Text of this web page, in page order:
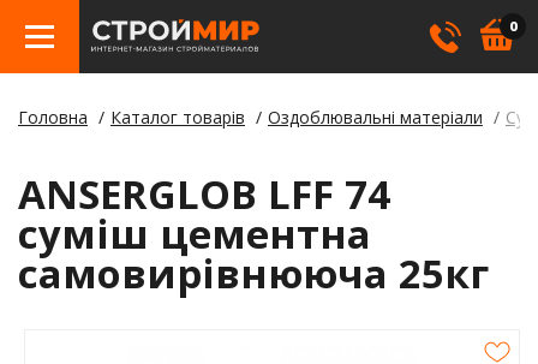
0
Лаки,
Головна Каталог товарів Оздоблювальні матеріали
ANSERGLOB LFF 74
суміш цементна
самовирівнююча 25кг